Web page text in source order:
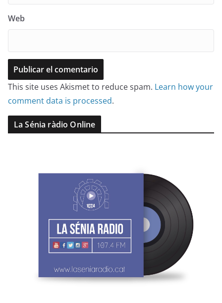
Web
This site uses Akismet to reduce spam. Learn how your
comment data is processed.
La Sénia ràdio Online